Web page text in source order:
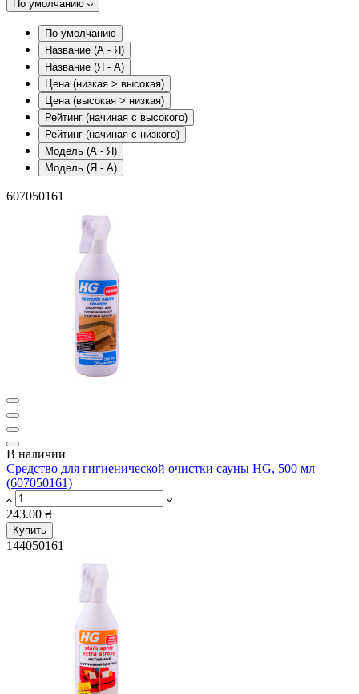
По умолчанию
По умолчанию
Название (А - Я)
Название (Я - А)
Цена (низкая > высокая)
Цена (высокая > низкая)
Рейтинг (начиная с высокого)
Рейтинг (начиная с низкого)
Модель (А - Я)
Модель (Я - А)
607050161
В наличии
Средство для гигиенической очистки сауны HG, 500 мл
(607050161)
243.00 ₴
Купить
144050161